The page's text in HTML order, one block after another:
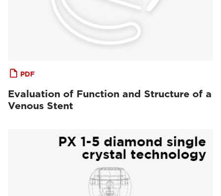
PDF
Evaluation of Function and Structure of a
Venous Stent